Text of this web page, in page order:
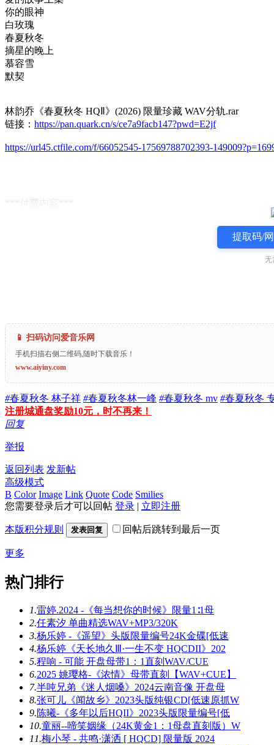
你的眼神
白玫瑰
春夏秋冬
摘星的晚上
慕容雪
默契
林韵乔《春夏秋冬 HQⅡ》(2026) 限量珍藏 WAV分轨.rar
链接： https://pan.quark.cn/s/ce7a9facb147?pwd=E2jf
https://url45.ctfile.com/f/66052545-17569788702393-
***付费内容***
提取码/
无
📱 扫码访问爱音乐网
手机扫描右侧二维码,随时下载音乐！
www.aiyiny.com
#春夏秋冬 林子祥 #春夏秋冬林一峰 #春夏秋冬 mv #春夏秋冬
注册城通盘奖励10元，时不再来！
回复
举报
返回列表 发新帖
高级模式
B Color Image Link Quote Code Smilies
您需要登录后才可以回帖 登录 | 立即注册
本版积分规则 发表回复 回帖后跳转到最后一页
更多
热门排行
1.雷婷.2024 -《每当想你的时候》限量1∶1母
2.任素汐 单曲精选WAV+MP3/320K
3.杨乐婷 -《遥望》头版限量编号24K金碟[低速
4.杨乐婷《天长地久Ⅲ·一生不变 HQCDII》202
5.程响 - 可能 开盘母带1：1直刻WAV/CUE
6.2025 姚璎格-《浓情》母带直刻【WAV+CUE】
7.半吨兄弟《迷人烟嗓》2024云南音像 开盘母
8.张可儿《闻故乡》2023头版纯银CD[低速原抓W
9.陈曦-《多年以后HQII》2023头版限量编号[低
10.童丽--啼笑姻缘（24K黄金1：1母盘直刻版）W
11.梅小琴 - 共鸣·潇洒 [ HQCD] 限量版 2024